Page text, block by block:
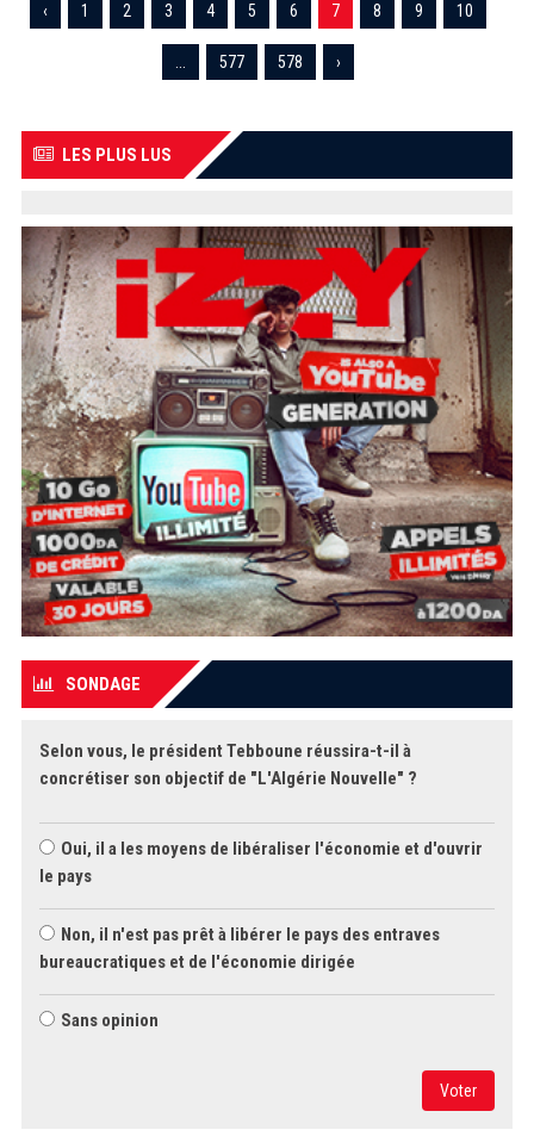
‹ 1 2 3 4 5 6 7 8 9 10
577 578 ›
LES PLUS LUS
SONDAGE
Selon vous, le président Tebboune réussira-t-il à
concrétiser son objectif de "L'Algérie Nouvelle" ?
Oui, il a les moyens de libéraliser l'économie et d'ouvrir
le pays
Non, il n'est pas prêt à libérer le pays des entraves
bureaucratiques et de l'économie dirigée
Sans opinion
Voter